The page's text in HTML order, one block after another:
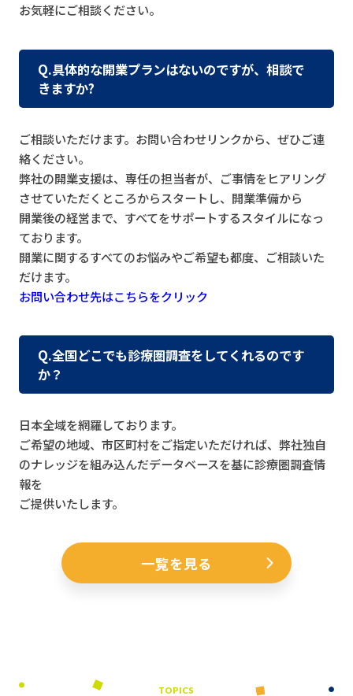
お気軽にご相談ください。
Q.具体的な開業プランはないのですが、相談で
きますか?
ご相談いただけます。お問い合わせリンクから、ぜひご連
絡ください。
弊社の開業支援は、専任の担当者が、ご事情をヒアリング
させていただくところからスタートし、開業準備から
開業後の経営まで、すべてをサポートするスタイルになっ
ております。
開業に関するすべてのお悩みやご希望も都度、ご相談いた
だけます。
お問い合わせ先はこちらをクリック
Q.全国どこでも診療圏調査をしてくれるのです
か？
日本全域を網羅しております。
ご希望の地域、市区町村をご指定いただければ、弊社独自
のナレッジを組み込んだデータベースを基に診療圏調査情
報を
ご提供いたします。
一覧を見る
TOPICS